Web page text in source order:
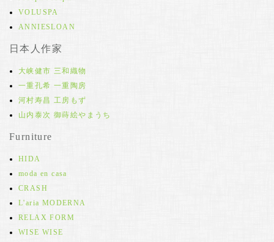
VOLUSPA
ANNIESLOAN
日本人作家
大峡健市 三和織物
一重孔希 一重陶房
河村寿昌 工房もず
山内泰次 御蒔絵やまうち
Furniture
HIDA
moda en casa
CRASH
L'aria MODERNA
RELAX FORM
WISE WISE